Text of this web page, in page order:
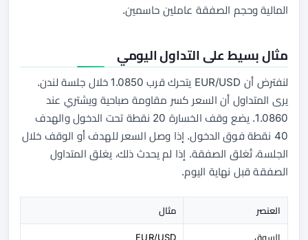
المالية وحجم الصفقة عاملين حاسمين.
مثال بسيط على التداول اليومي
لنفترض أن EUR/USD يتحرك قرب 1.0850 خلال جلسة لندن.
يرى المتداول أن السعر كسر مقاومة صباحية ويشتري عند
1.0860. يضع وقف الخسارة 20 نقطة تحت الدخول والهدف
40 نقطة فوق الدخول. إذا وصل السعر للهدف أو الوقف خلال
الجلسة، تُغلق الصفقة. إذا لم يحدث ذلك، يغلق المتداول
الصفقة قبل نهاية اليوم.
العنصر مثال
السوق EUR/USD